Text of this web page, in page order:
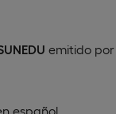
emitido por
español